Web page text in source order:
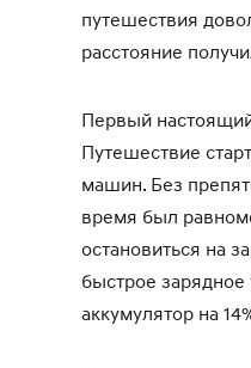
путешествия
расстояние
Первый
Путешествие
машин. Без
время был
остановиться на
быстрое зарядное
аккумулятор на